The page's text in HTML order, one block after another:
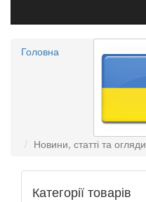
Головна
Новини, статті та огляди
Категорії товарів